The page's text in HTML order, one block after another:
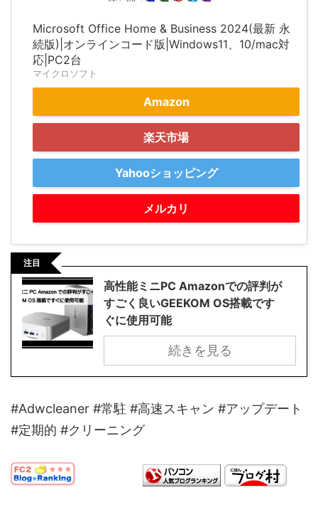
Microsoft Office Home & Business 2024(最新 永
続版)|オンラインコード版|Windows11、10/mac対
応|PC2台
マイクロソフト
Amazon
楽天市場
Yahooショッピング
メルカリ
注目
高性能ミニPC Amazonでの評判が
すごく良いGEEKOM OS搭載です
ぐに使用可能
続きを見る
#Adwcleaner #常駐 #高速スキャン #アップデート
#定期的 #クリーニング